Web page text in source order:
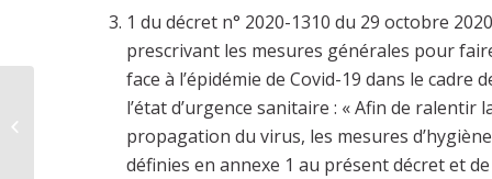
1 du décret n° 2020-1310 du 29 octobre 2020
prescrivant les mesures générales pour
face à l’épidémie de Covid-19 dans le cadre
l’état d’urgence sanitaire : « Afin de ralentir
propagation du virus, les mesures d’hygiène
définies en annexe 1 au présent décret et de